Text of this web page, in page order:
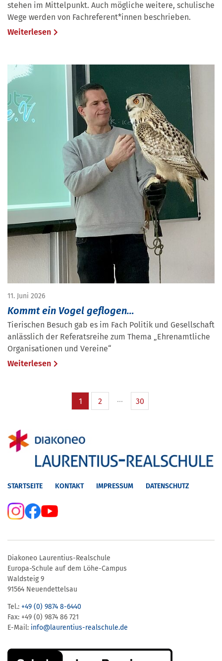
stehen im Mittelpunkt. Auch mögliche weitere, schulische
Wege werden von Fachreferent*innen beschrieben.
Weiterlesen
11. Juni 2026
Kommt ein Vogel geflogen…
Tierischen Besuch gab es im Fach Politik und Gesellschaft
anlässlich der Referatsreihe zum Thema „Ehrenamtliche
Organisationen und Vereine“
Weiterlesen
1 2 30
STARTSEITE KONTAKT IMPRESSUM DATENSCHUTZ
Diakoneo Laurentius-Realschule
Europa-Schule auf dem Löhe-Campus
Waldsteig 9
91564 Neuendettelsau
Tel.: +49 (0) 9874 8-6440
Fax: +49 (0) 9874 86 721
E-Mail: info@laurentius-realschule.de